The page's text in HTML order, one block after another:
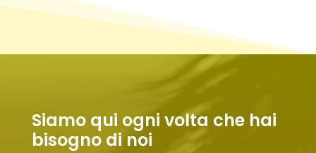
Siamo qui ogni volta che hai
bisogno di noi